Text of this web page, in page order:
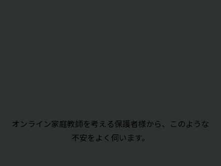
オンライン家庭教師を考える保護者様から、このような
不安をよく伺います。